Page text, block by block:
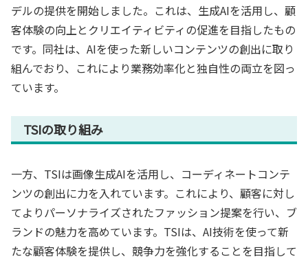
デルの提供を開始しました。これは、生成AIを活用し、顧
客体験の向上とクリエイティビティの促進を目指したもの
です。同社は、AIを使った新しいコンテンツの創出に取り
組んでおり、これにより業務効率化と独自性の両立を図っ
ています。
TSIの取り組み
一方、TSIは画像生成AIを活用し、コーディネートコンテ
ンツの創出に力を入れています。これにより、顧客に対し
てよりパーソナライズされたファッション提案を行い、ブ
ランドの魅力を高めています。TSIは、AI技術を使って新
たな顧客体験を提供し、競争力を強化することを目指して